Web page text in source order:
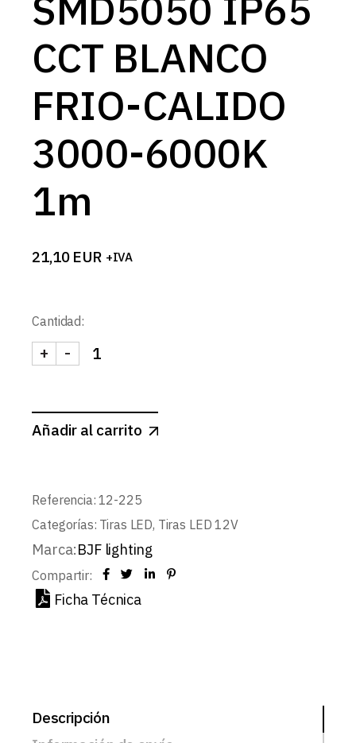
CCT BLANCO
FRIO-CALIDO
3000-6000K
1m
21,10 EUR +IVA
Cantidad:
TIRA 12V PRO 14,4W/m 60LED/m SMD5050
-
+
Añadir al carrito
Referencia: 12-225
Categorías: Tiras LED, Tiras LED 12V
Marca:BJF lighting
Compartir:
Ficha Técnica
Descripción